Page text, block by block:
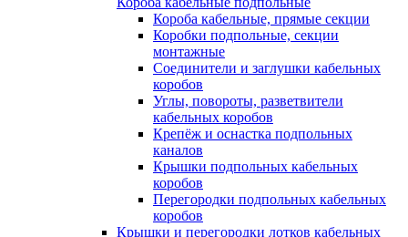
Короба кабельные, прямые секции
Коробки подпольные, секции
монтажные
Соединители и заглушки кабельных
коробов
Углы, повороты, разветвители
кабельных коробов
Крепёж и оснастка подпольных
каналов
Крышки подпольных кабельных
коробов
Перегородки подпольных кабельных
коробов
Крышки и перегородки лотков кабельных